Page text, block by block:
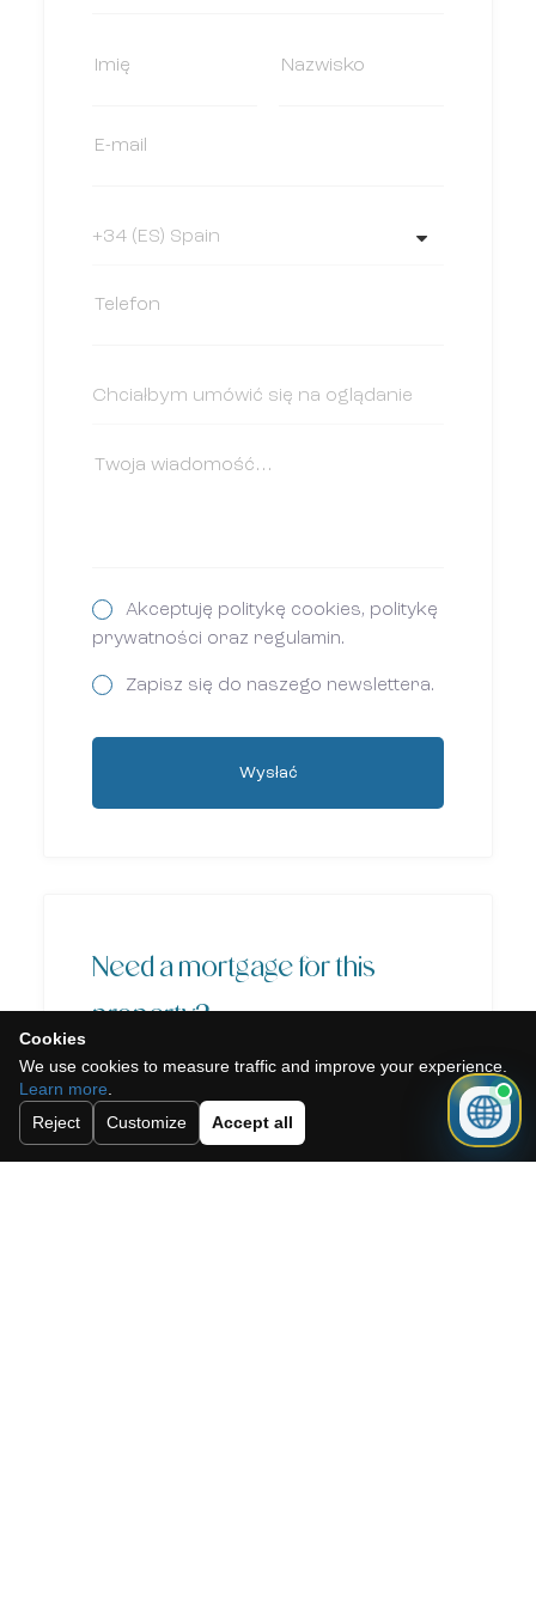
Akceptuję politykę cookies, politykę
prywatności oraz regulamin.
Zapisz się do naszego newslettera.
Wysłać
Need a mortgage for this
property?
Get mortgage advice before booking
your viewing.
Cookies
We use cookies to measure traffic and improve your experience.
Learn more
Reject
Customize Accept all